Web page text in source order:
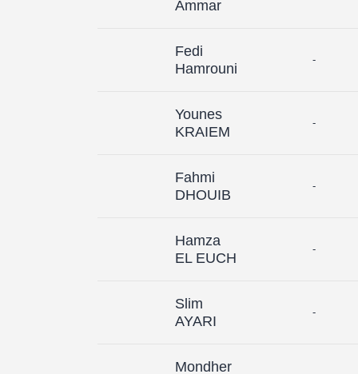
Ammar
Fedi
Hamrouni
-
Younes
KRAIEM
-
Fahmi
DHOUIB
-
Hamza
EL EUCH
-
Slim
AYARI
-
Mondher